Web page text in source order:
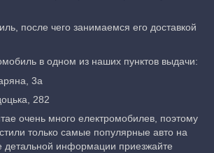
после чего занимаемся его доставкой
в одном из наших пунктов выдачи:
3а
282
очень много електромобилев, поэтому
только самые популярные авто на
детальной информации приезжайте